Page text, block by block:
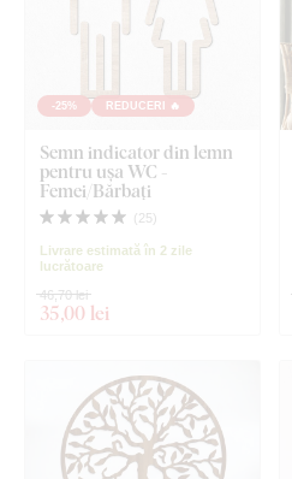
-25% REDUCERI 🔥
Semn indicator din lemn
pentru ușa WC -
Femei/Bărbați
( 25)
Livrare estimată în 2 zile
lucrătoare
35,00 lei
46,70 lei